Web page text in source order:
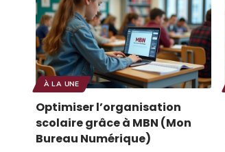
À LA UNE
Optimiser l’organisation
scolaire grâce à MBN (Mon
Bureau Numérique)